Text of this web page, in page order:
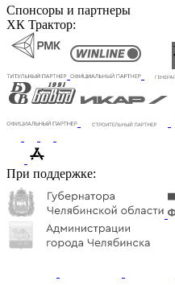
Спонсоры и партнеры
ХК Трактор:
При поддержке: